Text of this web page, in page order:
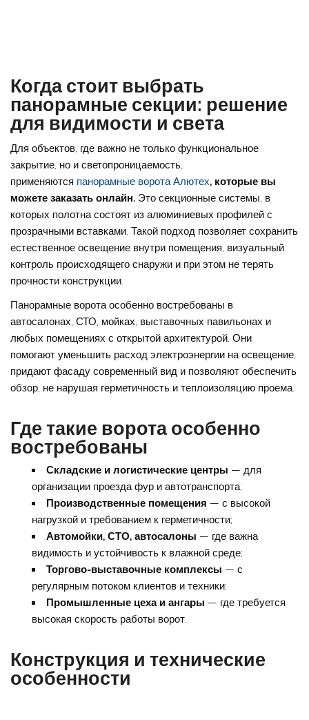
Когда стоит выбрать
панорамные секции: решение
для видимости и света
Для объектов, где важно не только функциональное
закрытие, но и светопроницаемость,
применяются панорамные ворота Алютех, которые вы
можете заказать онлайн. Это секционные системы, в
которых полотна состоят из алюминиевых профилей с
прозрачными вставками. Такой подход позволяет сохранить
естественное освещение внутри помещения, визуальный
контроль происходящего снаружи и при этом не терять
прочности конструкции.
Панорамные ворота особенно востребованы в
автосалонах, СТО, мойках, выставочных павильонах и
любых помещениях с открытой архитектурой. Они
помогают уменьшить расход электроэнергии на освещение,
придают фасаду современный вид и позволяют обеспечить
обзор, не нарушая герметичность и теплоизоляцию проема.
Где такие ворота особенно
востребованы
Складские и логистические центры — для
организации проезда фур и автотранспорта;
Производственные помещения — с высокой
нагрузкой и требованием к герметичности;
Автомойки, СТО, автосалоны — где важна
видимость и устойчивость к влажной среде;
Торгово-выставочные комплексы — с
регулярным потоком клиентов и техники;
Промышленные цеха и ангары — где требуется
высокая скорость работы ворот.
Конструкция и технические
особенности